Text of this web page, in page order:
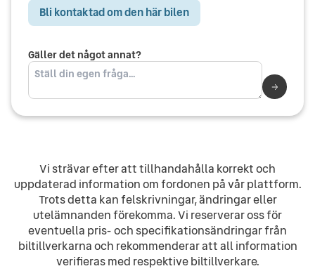
Bli kontaktad om den här bilen
Gäller det något annat?
Vi strävar efter att tillhandahålla korrekt och
uppdaterad information om fordonen på vår plattform.
Trots detta kan felskrivningar, ändringar eller
utelämnanden förekomma. Vi reserverar oss för
eventuella pris- och specifikationsändringar från
biltillverkarna och rekommenderar att all information
verifieras med respektive biltillverkare.